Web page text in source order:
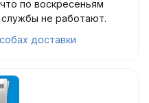
по воскресеньям
не работают.
доставки